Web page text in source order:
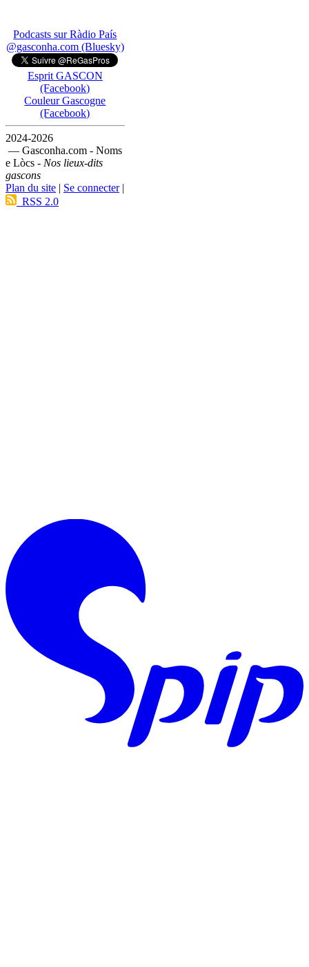
Podcasts sur Ràdio País
@gasconha.com (Bluesky)
Esprit GASCON
(Facebook)
Couleur Gascogne
(Facebook)
2024-2026
— Gasconha.com - Noms
e Lòcs - Nos lieux-dits
gascons
Plan du site | Se connecter|
RSS 2.0